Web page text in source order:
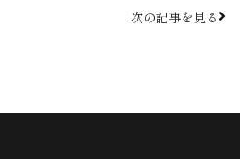
次の記事を見る